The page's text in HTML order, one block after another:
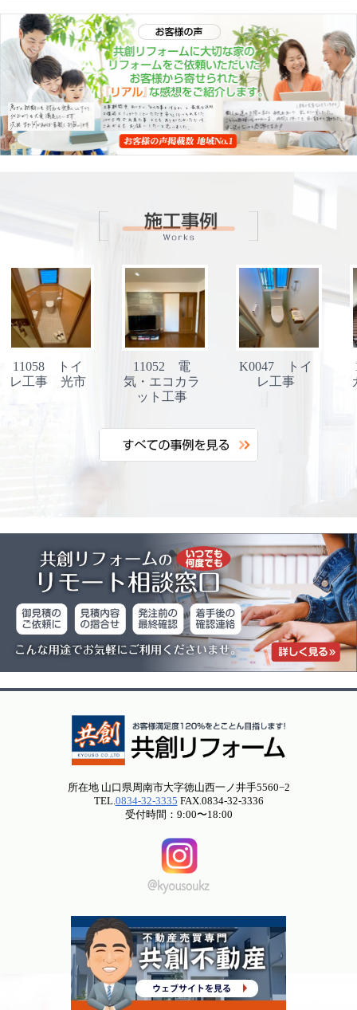
11052 電
気・エコカラ
K0047 トイ
レ工事
11106 ポリ
カ波板交換工
所在地 山口県周南市大字徳山西一ノ井手5560−2
TEL.0834-32-3335 FAX.0834-32-3336
受付時間：9:00〜18:00